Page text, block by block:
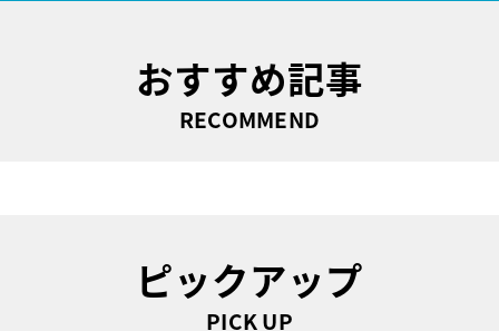
おすすめ記事
RECOMMEND
ピックアップ
PICK UP